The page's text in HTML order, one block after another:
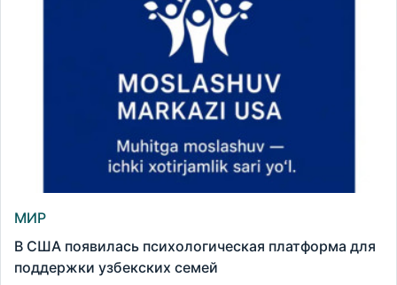
МИР
В США появилась психологическая платформа для
поддержки узбекских семей